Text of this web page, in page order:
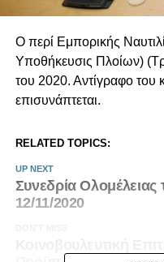
Ο περί Εμπορικής
Υποθήκευσις Πλοίων)
του 2020. Αντίγραφο του
επισυνάπτεται.
RELATED TOPICS:
UP NEXT
Συνεδρία
12/11/2020
DON'T MISS